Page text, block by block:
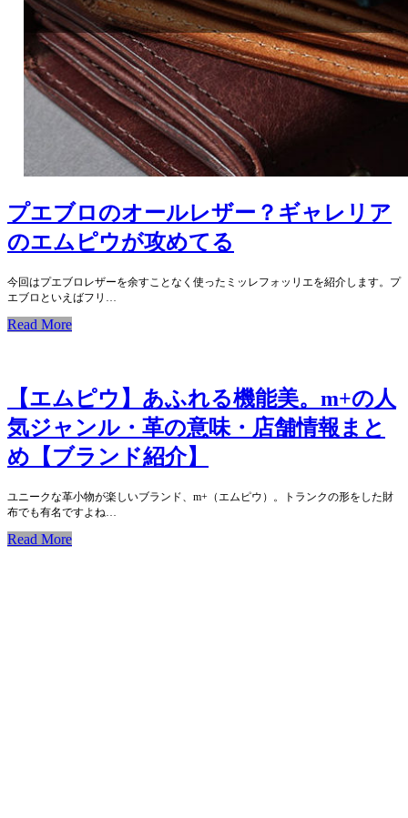
プエブロのオールレザー？ギャレリア
のエムピウが攻めてる
今回はプエブロレザーを余すことなく使ったミッレフォッリエを紹介します。プ
エブロといえばフリ…
Read More
【エムピウ】あふれる機能美。m+の人
気ジャンル・革の意味・店舗情報まと
め【ブランド紹介】
ユニークな革小物が楽しいブランド、m+（エムピウ）。トランクの形をした財
布でも有名ですよね…
Read More